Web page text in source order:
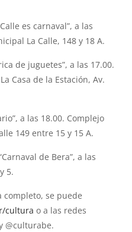
es carnaval”, a las
La Calle, 148 y 18 A.
de juguetes”, a las 17.00.
Casa de la Estación, Av.
a las 18.00. Complejo
149 entre 15 y 15 A.
de Bera”, a las
5.
completo, se puede
cultura o a las redes
@culturabe.